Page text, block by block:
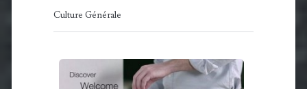
Culture Générale